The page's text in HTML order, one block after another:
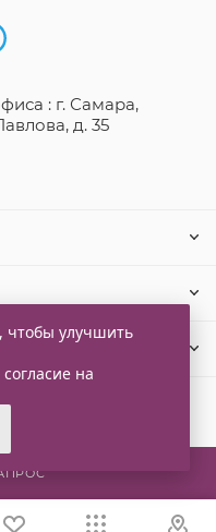
: г. Самара,
д. 35
чтобы улучшить
на